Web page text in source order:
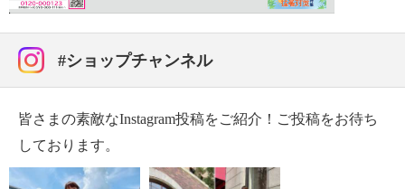
#ショップチャンネル
皆さまの素敵なInstagram投稿をご紹介！ご投稿をお待ち
しております。